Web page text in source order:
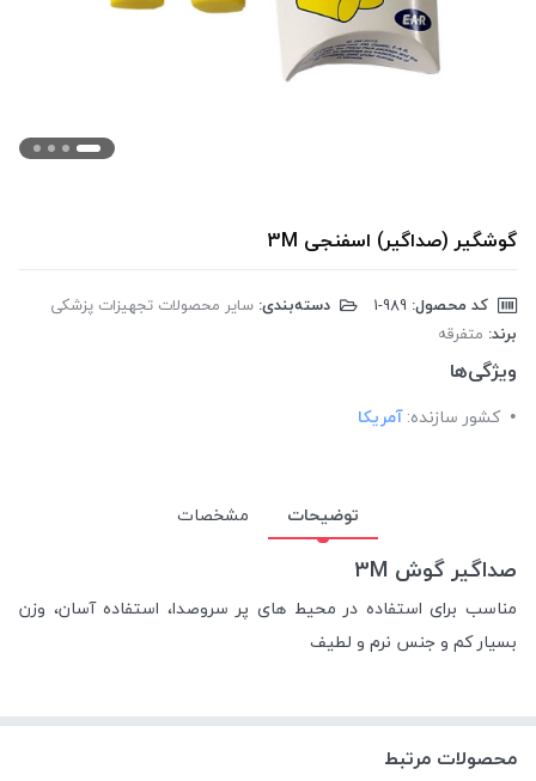
گوشگیر (صداگیر) اسفنجی 3M
کد محصول: دسته‌بندی: سایر محصولات تجهیزات پزشکی
برند: متفرقه
ویژگی‌ها
کشور سازنده: آمریکا
توضیحات مشخصات
صداگیر گوش 3 M
مناسب برای استفاده در محیط های پر سروصدا، استفاده آسان، وزن
بسیار کم و جنس نرم و لطیف
محصولات مرتبط